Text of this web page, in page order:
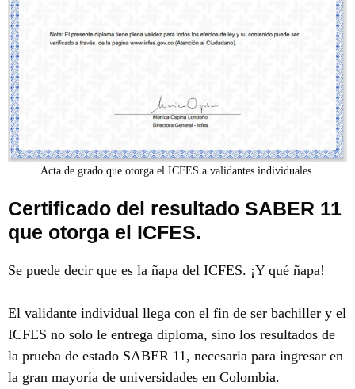
Acta de grado que otorga el ICFES a validantes individuales.
Certificado del resultado SABER 11
que otorga el ICFES.
Se puede decir que es la ñapa del ICFES. ¡Y qué ñapa!
El validante individual llega con el fin de ser bachiller y el
ICFES no solo le entrega diploma, sino los resultados de
la prueba de estado SABER 11, necesaria para ingresar en
la gran mayoría de universidades en Colombia.